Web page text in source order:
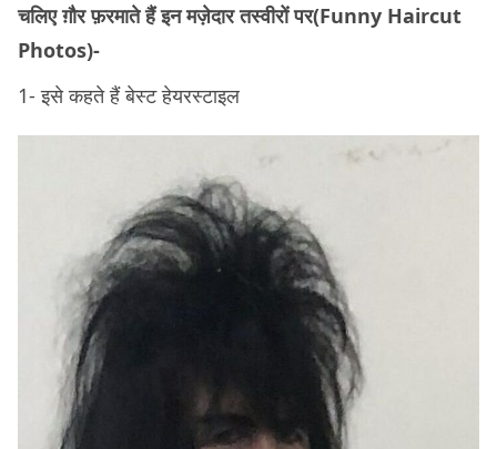
चलिए ग़ौर फ़रमाते हैं इन मज़ेदार तस्वीरों पर(Funny Haircut
Photos)-
1- इसे कहते हैं बेस्ट हेयरस्टाइल